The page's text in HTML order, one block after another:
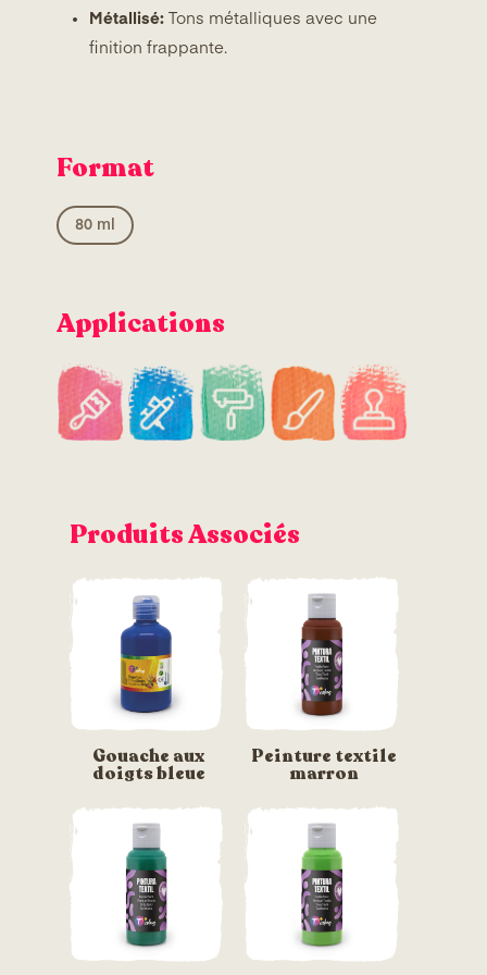
Métallisé: Tons métalliques avec une
finition frappante.
Format
80 ml
Applications
Produits Associés
Gouache aux
doigts bleue
Peinture textile
marron